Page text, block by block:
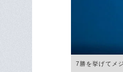
7勝を挙げてメ